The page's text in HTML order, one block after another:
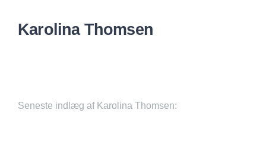
Karolina Thomsen
Seneste indlæg af Karolina Thomsen: